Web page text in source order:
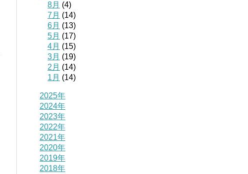
8月 (4)
7月 (14)
6月 (13)
5月 (17)
4月 (15)
3月 (19)
2月 (14)
1月 (14)
2025年
2024年
2023年
2022年
2021年
2020年
2019年
2018年